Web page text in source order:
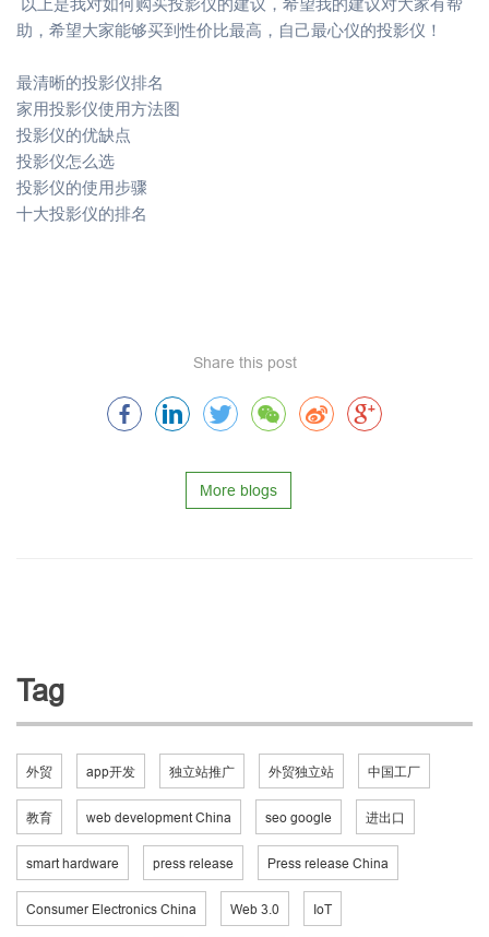
以上是我对如何购买投影仪的建议，希望我的建议对大家有帮
助，希望大家能够买到性价比最高，自己最心仪的投影仪！
最清晰的投影仪排名
家用投影仪使用方法图
投影仪的优缺点
投影仪怎么选
投影仪的使用步骤
十大投影仪的排名
Share this post
More blogs
Tag
外贸 app开发 独立站推广 外贸独立站 中国工厂
教育 web development China seo google 进出口
smart hardware press release Press release China
Consumer Electronics China Web 3.0 IoT